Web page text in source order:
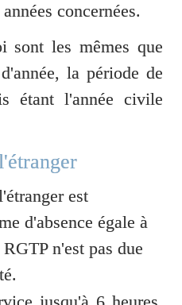
concernées.
sont les mêmes que
la période de
étant l'année civile
est
d'absence égale à
n'est pas due
jusqu'à 6 heures,